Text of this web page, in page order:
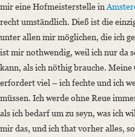
mir eine Hofmeisterstelle in
recht umständlich. Dieß ist die
unter allen mir möglichen, die ich
ist mir nothwendig, weil ich nur da
kann, als ich nöthig brauche. Meine
erfordert viel – ich fechte und ich
müssen. Ich werde ohne Reue
als ich bedarf um zu seyn, was ich
mir das, und ich that vorher alles,